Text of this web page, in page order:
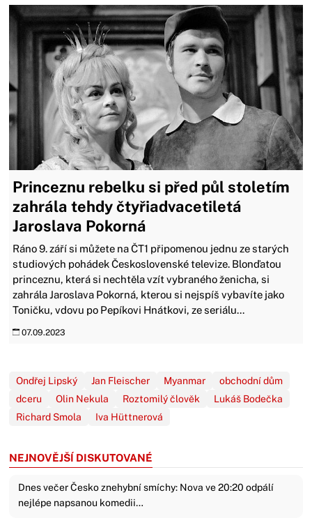
Princeznu rebelku si před půl stoletím
zahrála tehdy čtyřiadvacetiletá
Jaroslava Pokorná
Ráno 9. září si můžete na ČT1 připomenou jednu ze starých
studiových pohádek Československé televize. Blonďatou
princeznu, která si nechtěla vzít vybraného ženicha, si
zahrála Jaroslava Pokorná, kterou si nejspíš vybavíte jako
Toničku, vdovu po Pepíkovi Hnátkovi, ze seriálu...
07.09.2023
Ondřej Lipský Jan Fleischer Myanmar
obchodní dům
dceru
Olin Nekula Roztomilý člověk
Lukáš Bodečka
Richard Smola
Iva Hüttnerová
NEJNOVĚJŠÍ DISKUTOVANÉ
Dnes večer Česko znehybní smíchy: Nova ve 20:20 odpálí
nejlépe napsanou komedii…